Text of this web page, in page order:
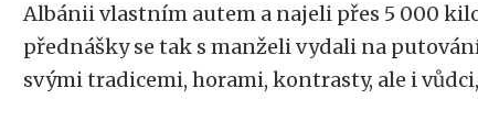
Albánii vlastním autem a najeli přes 5 000
přednášky se tak s manželi vydali na
svými tradicemi, horami, kontrasty, ale i